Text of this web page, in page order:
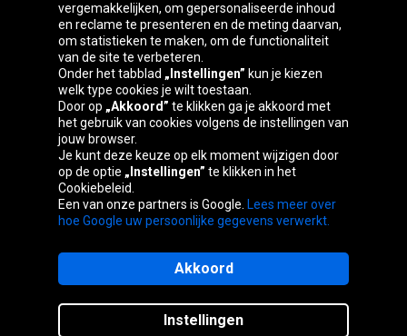
Česká
republika
Deutschland Éire España
France Italia Magyarország Nederland
Österreich
republika
Kingdom
Sitemaps
vergemakkelijken, om gepersonaliseerde inhoud
en reclame te presenteren en de meting daarvan,
om statistieken te maken, om de functionaliteit
van de site te verbeteren.
Onder het tabblad „Instellingen” kun je kiezen
welk type cookies je wilt toestaan.
Door op „Akkoord” te klikken ga je akkoord met
het gebruik van cookies volgens de instellingen van
jouw browser.
Je kunt deze keuze op elk moment wijzigen door
op de optie „Instellingen” te klikken in het
Cookiebeleid.
Een van onze partners is Google. Lees meer over
hoe Google uw persoonlijke gegevens verwerkt.
Instellingen
Akkoord